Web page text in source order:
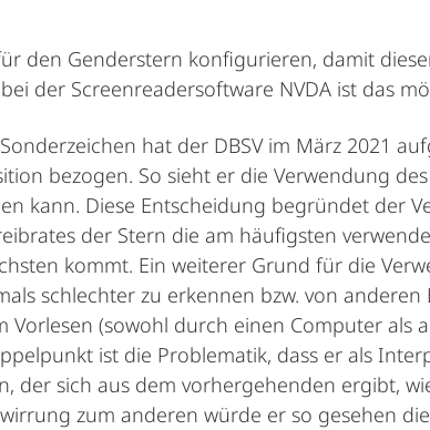
den Genderstern konfigurieren, damit
der Screenreadersoftware NVDA ist das
hat der DBSV im März 2021
bezogen. So sieht er die Verwendung
kann. Diese Entscheidung begründet der
der Stern die am häufigsten
kommt. Ein weiterer Grund für die
schlechter zu erkennen bzw. von
Vorlesen (sowohl durch einen Computer als
ist die Problematik, dass er als
der sich aus dem vorhergehenden ergibt,
zum anderen würde er so gesehen